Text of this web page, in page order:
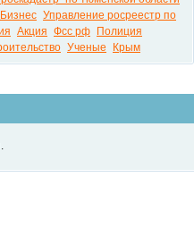
Бизнес Управление росреестр по
Акция Фсс рф
Полиция
Ученые Крым